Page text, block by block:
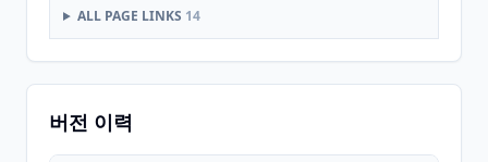
ALL PAGE LINKS 14
버전 이력